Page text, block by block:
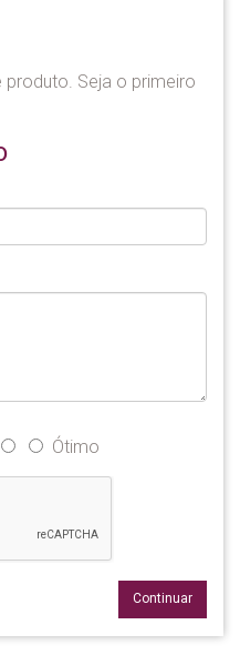
Seja o primeiro
Ótimo
Continuar